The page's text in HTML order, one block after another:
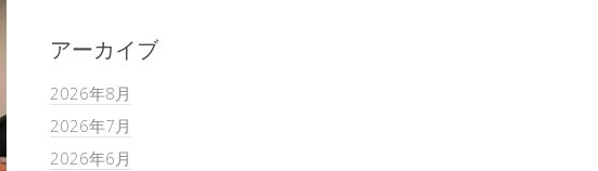
アーカイブ
2026年8月
2026年7月
2026年6月